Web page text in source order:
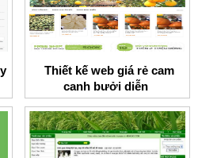
Thiết kế web giá rẻ cam
canh bưởi diễn